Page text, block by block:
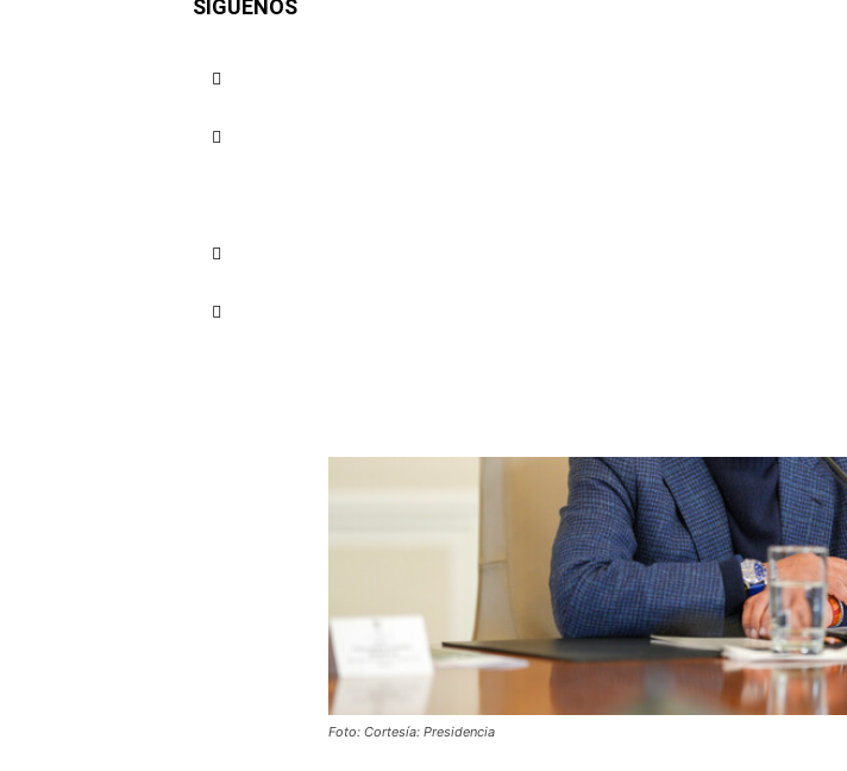
Foto: Cortesía: Presidencia
SÍGUENOS